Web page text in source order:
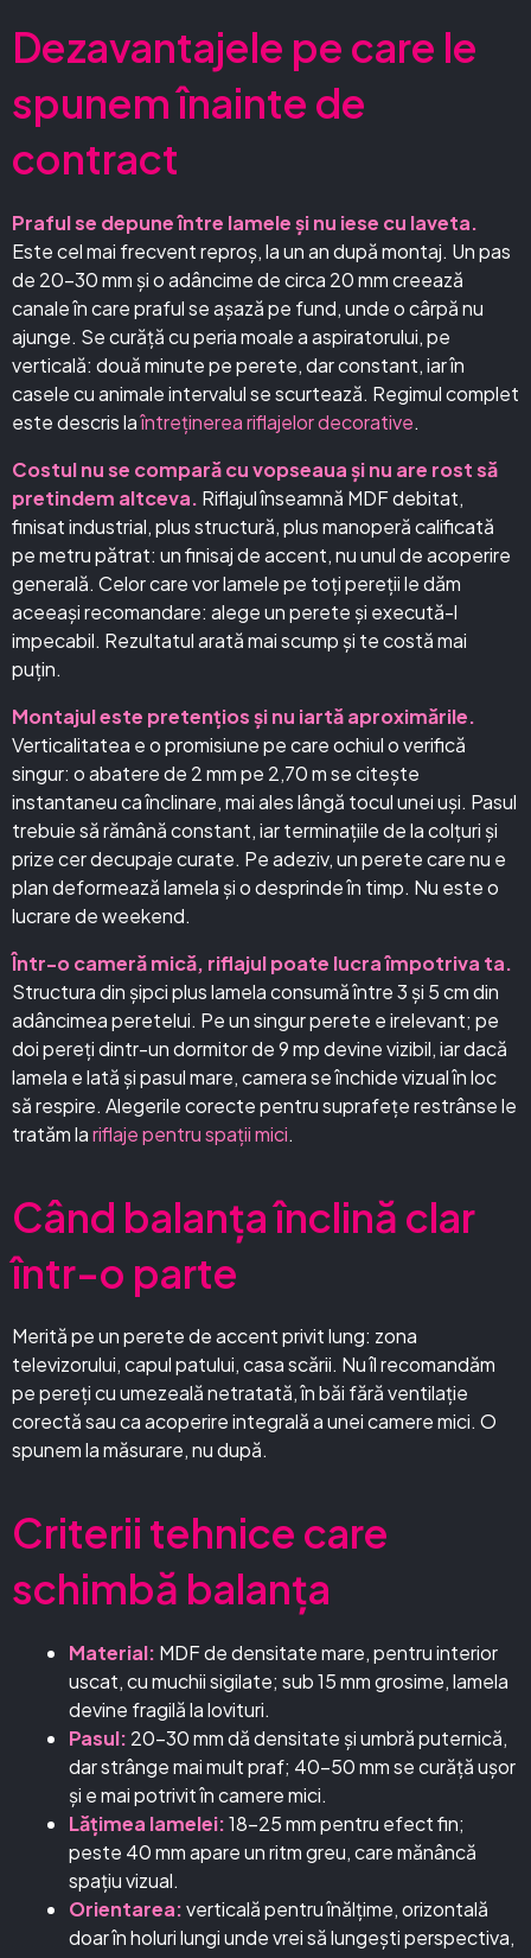
Dezavantajele pe care le
spunem înainte de
contract
Praful se depune între lamele și nu iese cu laveta.
Este cel mai frecvent reproș, la un an după montaj. Un pas
de 20–30 mm și o adâncime de circa 20 mm creează
canale în care praful se așază pe fund, unde o cârpă nu
ajunge. Se curăță cu peria moale a aspiratorului, pe
verticală: două minute pe perete, dar constant, iar în
casele cu animale intervalul se scurtează. Regimul complet
este descris laîntreținerea riflajelor decorative.
Costul nu se compară cu vopseaua și nu are rost să
pretindem altceva. Riflajul înseamnă MDF debitat,
finisat industrial, plus structură, plus manoperă calificată
pe metru pătrat: un finisaj de accent, nu unul de acoperire
generală. Celor care vor lamele pe toți pereții le dăm
aceeași recomandare: alege un perete și execută-l
impecabil. Rezultatul arată mai scump și te costă mai
puțin.
Montajul este pretențios și nu iartă aproximările.
Verticalitatea e o promisiune pe care ochiul o verifică
singur: o abatere de 2 mm pe 2,70 m se citește
instantaneu ca înclinare, mai ales lângă tocul unei uși. Pasul
trebuie să rămână constant, iar terminațiile de la colțuri și
prize cer decupaje curate. Pe adeziv, un perete care nu e
plan deformează lamela și o desprinde în timp. Nu este o
lucrare de weekend.
Într-o cameră mică, riflajul poate lucra împotriva ta.
Structura din șipci plus lamela consumă între 3 și 5 cm din
adâncimea peretelui. Pe un singur perete e irelevant; pe
doi pereți dintr-un dormitor de 9 mp devine vizibil, iar dacă
lamela e lată și pasul mare, camera se închide vizual în loc
să respire. Alegerile corecte pentru suprafețe restrânse le
tratăm lariflaje pentru spații mici.
Când balanța înclină clar
într-o parte
Merită pe un perete de accent privit lung: zona
televizorului, capul patului, casa scării. Nu îl recomandăm
pe pereți cu umezeală netratată, în băi fără ventilație
corectă sau ca acoperire integrală a unei camere mici. O
spunem la măsurare, nu după.
Criterii tehnice care
schimbă balanța
Material: MDF de densitate mare, pentru interior
uscat, cu muchii sigilate; sub 15 mm grosime, lamela
devine fragilă la lovituri.
Pasul: 20–30 mm dă densitate și umbră puternică,
dar strânge mai mult praf; 40–50 mm se curăță ușor
și e mai potrivit în camere mici.
Lățimea lamelei:18–25 mm pentru efect fin;
peste 40 mm apare un ritm greu, care mănâncă
spațiu vizual.
Orientarea:verticală pentru înălțime, orizontală
doar în holuri lungi unde vrei să lungești perspectiva,